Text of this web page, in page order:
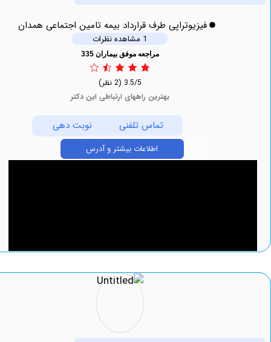
فیزیوتراپی طرف قرارداد بیمه تامین اجتماعی همدان
مراجعه موفق بیماران 335
بهترین راههای ارتباطی این دکتر
تماس تلفنی نوبت دهی
اطلاعات بیشتر و آدرس